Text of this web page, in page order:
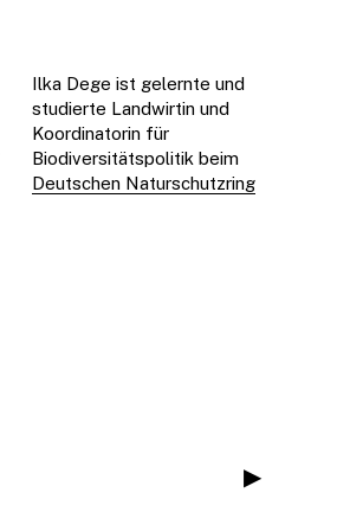
▶
Ilka Dege ist gelernte und
studierte Landwirtin und
Koordinatorin für
Biodiversitätspolitik beim
Deutschen Naturschutzring